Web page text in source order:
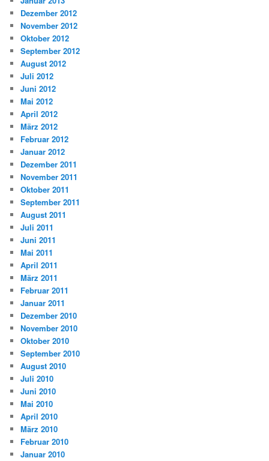
Dezember 2012
November 2012
Oktober 2012
September 2012
August 2012
Juli 2012
Juni 2012
Mai 2012
April 2012
März 2012
Februar 2012
Januar 2012
Dezember 2011
November 2011
Oktober 2011
September 2011
August 2011
Juli 2011
Juni 2011
Mai 2011
April 2011
März 2011
Februar 2011
Januar 2011
Dezember 2010
November 2010
Oktober 2010
September 2010
August 2010
Juli 2010
Juni 2010
Mai 2010
April 2010
März 2010
Februar 2010
Januar 2010